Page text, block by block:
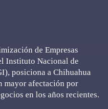
de Empresas
Instituto Nacional de
posiciona a Chihuahua
mayor afectación por
en los años recientes.